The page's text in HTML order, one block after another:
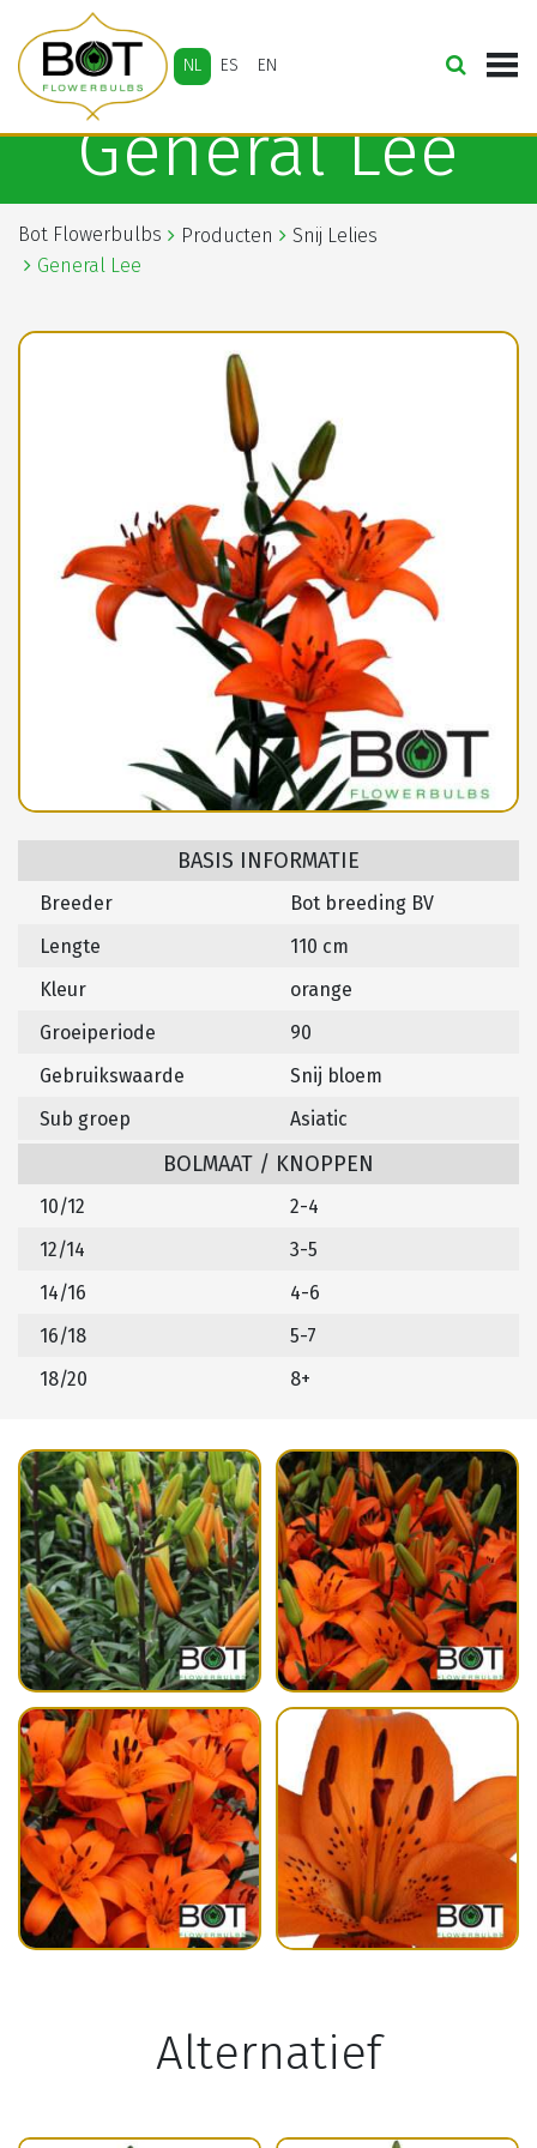
NL ES EN
General Lee
Bot Flowerbulbs Producten
Snij Lelies
General Lee
BASIS INFORMATIE
Breeder
Bot breeding BV
Lengte
110 cm
Kleur
orange
Groeiperiode
90
Gebruikswaarde
Snij bloem
Sub groep
Asiatic
BOLMAAT / KNOPPEN
10/12
2-4
12/14
3-5
14/16
4-6
16/18
5-7
18/20
8+
Alternatief